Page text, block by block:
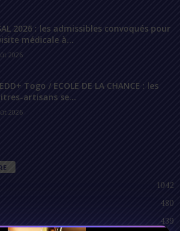
2026 : les admissibles convoqués pour
médicale à...
2026
Togo / ECOLE DE LA CHANCE : les
artisans se...
2026
1042
480
439